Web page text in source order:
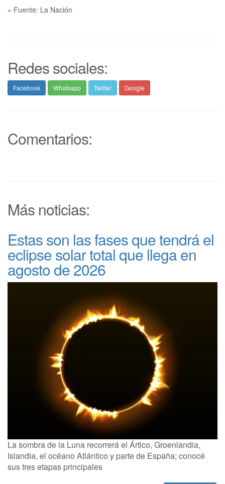
» Fuente: La Nación
Redes sociales:
Facebook Whatsapp Twitter Google
Comentarios:
Más noticias:
Estas son las fases que tendrá el
eclipse solar total que llega en
agosto de 2026
La sombra de la Luna recorrerá el Ártico, Groenlandia,
Islandia, el océano Atlántico y parte de España; conocé
sus tres etapas principales